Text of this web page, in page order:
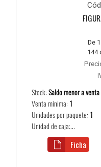
De
144
Stock:Saldo menor a
Venta mínima: 1
Unidades por paquete: 1
Unidad de caja:...
Ficha